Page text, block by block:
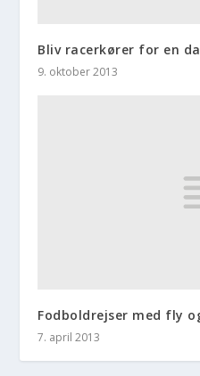
Bliv racerkører for en
9. oktober 2013
Fodboldrejser med fly
7. april 2013